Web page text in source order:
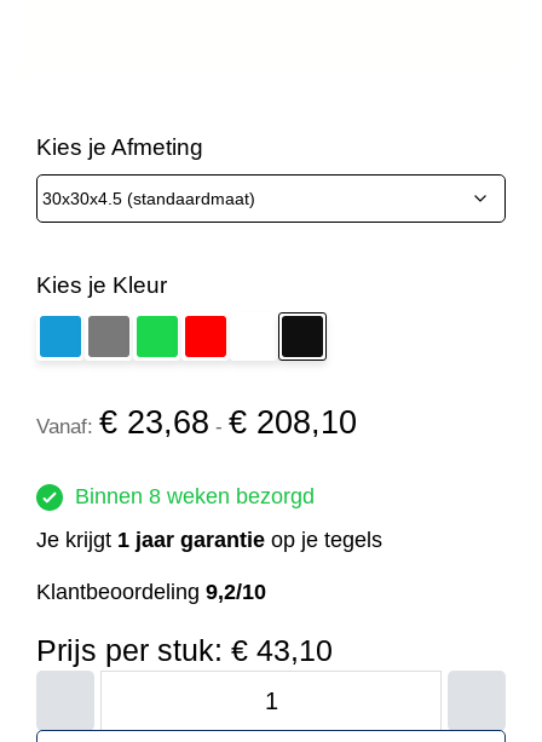
Kies je Afmeting
Kies je Kleur
Vanaf: € 23,68 - € 208,10
Binnen 8 weken bezorgd
Je krijgt 1 jaar garantie op je tegels
Klantbeoordeling 9,2/10
Prijs per stuk: € 43,10